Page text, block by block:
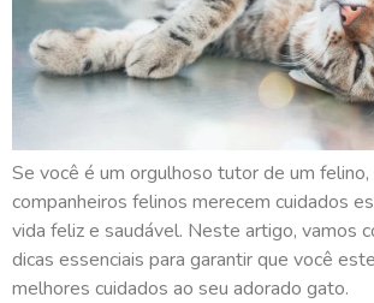
Se você é um orgulhoso tutor de um
companheiros felinos merecem cuidados
vida feliz e saudável. Neste artigo, vamos
dicas essenciais para garantir que você
melhores cuidados ao seu adorado gato.